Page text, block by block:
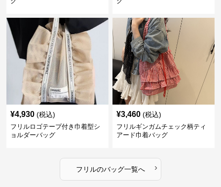
¥4,930 (税込)
フリルロゴテープ付き巾着型シ
ョルダーバッグ
¥3,460 (税込)
フリルギンガムチェック柄ティ
アード巾着バッグ
フリルのバッグ一覧へ ›